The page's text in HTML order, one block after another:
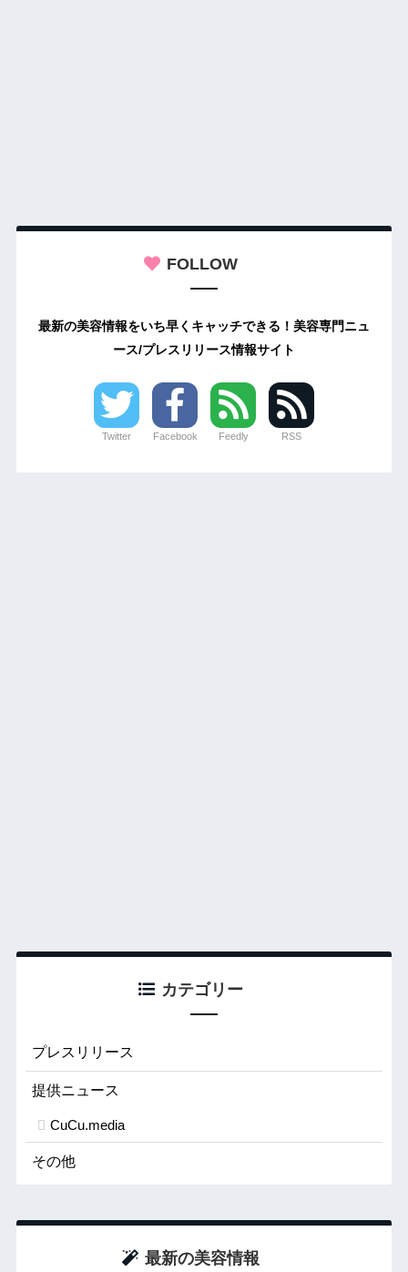
FOLLOW
最新の美容情報をいち早くキャッチできる！美容専門ニュ
ース/プレスリリース情報サイト
Twitter Facebook Feedly RSS
カテゴリー
プレスリリース
提供ニュース
CuCu.media
その他
最新の美容情報